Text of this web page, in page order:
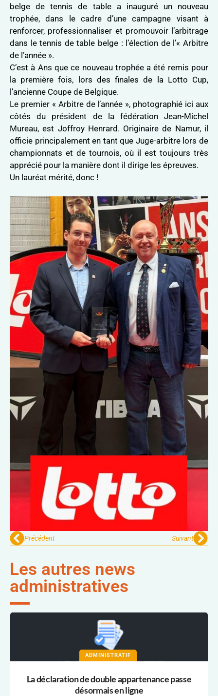
belge de tennis de table a inauguré un nouveau
trophée, dans le cadre d’une campagne visant à
renforcer, professionnaliser et promouvoir l’arbitrage
dans le tennis de table belge : l’élection de l’« Arbitre
de l’année ».
C’est à Ans que ce nouveau trophée a été remis pour
la première fois, lors des finales de la Lotto Cup,
l’ancienne Coupe de Belgique.
Le premier « Arbitre de l’année », photographié ici aux
côtés du président de la fédération Jean-Michel
Mureau, est Joffroy Henrard. Originaire de Namur, il
officie principalement en tant que Juge-arbitre lors de
championnats et de tournois, où il est toujours très
apprécié pour la manière dont il dirige les épreuves.
Un lauréat mérité, donc !
Précédent Suivant
Les autres news
administratives
ADMINISTRATIF
La déclaration de double appartenance passe
désormais en ligne